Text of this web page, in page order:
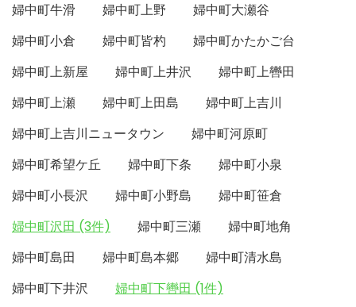
婦中町牛滑
婦中町上野
婦中町大瀬谷
婦中町小倉
婦中町皆杓
婦中町かたかご台
婦中町上新屋
婦中町上井沢
婦中町上轡田
婦中町上瀬
婦中町上田島
婦中町上吉川
婦中町上吉川ニュータウン
婦中町河原町
婦中町希望ケ丘
婦中町下条
婦中町小泉
婦中町小長沢
婦中町小野島
婦中町笹倉
婦中町沢田 (3件)
婦中町三瀬
婦中町地角
婦中町島田
婦中町島本郷
婦中町清水島
婦中町下井沢
婦中町下轡田 (1件)